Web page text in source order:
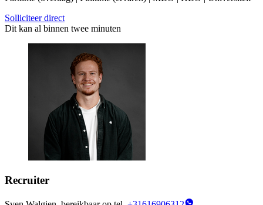
Solliciteer direct
Dit kan al binnen twee minuten
Recruiter